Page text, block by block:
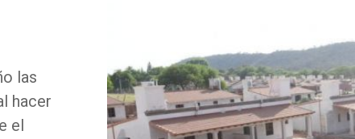
las
hacer
el